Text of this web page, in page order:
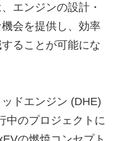
エンジンの設計・
会を提供し、効率
ることが可能にな
ドエンジン (DHE)
中のプロジェクトに